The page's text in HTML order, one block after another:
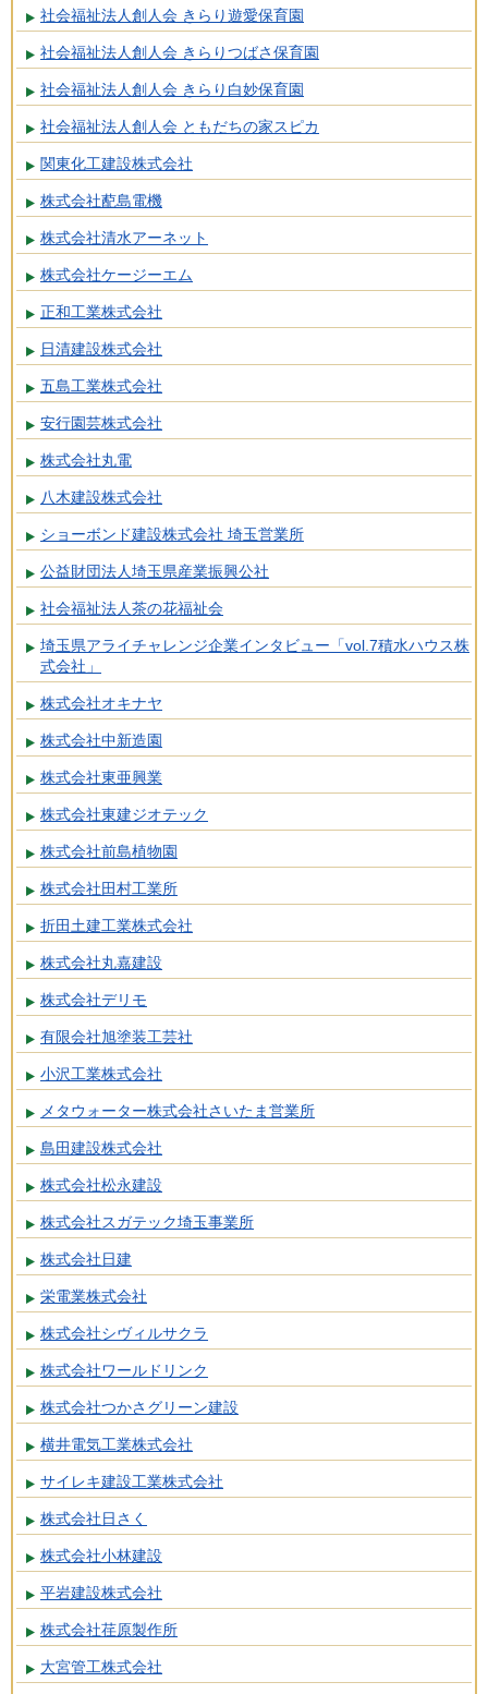
社会福祉法人創人会 きらり遊愛保育園
社会福祉法人創人会 きらりつばさ保育園
社会福祉法人創人会 きらり白妙保育園
社会福祉法人創人会 ともだちの家スピカ
関東化工建設株式会社
株式会社蓜島電機
株式会社清水アーネット
株式会社ケージーエム
正和工業株式会社
日清建設株式会社
五島工業株式会社
安行園芸株式会社
株式会社丸電
八木建設株式会社
ショーボンド建設株式会社 埼玉営業所
公益財団法人埼玉県産業振興公社
社会福祉法人茶の花福祉会
埼玉県アライチャレンジ企業インタビュー「vol.7積水ハウス株
式会社」
株式会社オキナヤ
株式会社中新造園
株式会社東亜興業
株式会社東建ジオテック
株式会社前島植物園
株式会社田村工業所
折田土建工業株式会社
株式会社丸嘉建設
株式会社デリモ
有限会社旭塗装工芸社
小沢工業株式会社
メタウォーター株式会社さいたま営業所
島田建設株式会社
株式会社松永建設
株式会社スガテック埼玉事業所
株式会社日建
栄電業株式会社
株式会社シヴィルサクラ
株式会社ワールドリンク
株式会社つかさグリーン建設
横井電気工業株式会社
サイレキ建設工業株式会社
株式会社日さく
株式会社小林建設
平岩建設株式会社
株式会社荏原製作所
大宮管工株式会社